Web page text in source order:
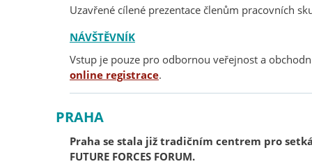
Uzavřené cílené prezentace členům pracovních
NÁVŠTĚVNÍK
Vstup je pouze pro odbornou veřejnost a
online registrace.
PRAHA
Praha se stala již tradičním centrem pro
FUTURE FORCES FORUM.